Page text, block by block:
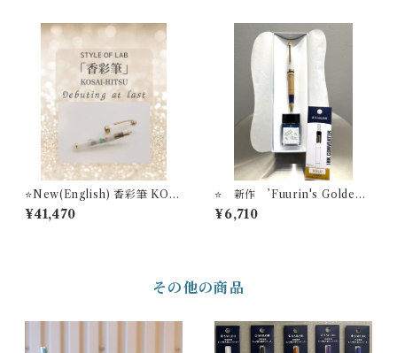
ド）【お名入れサービス】
⭐️New(English) 香彩筆 KOS
AI-HITSU ＋ Ink set STY
LE OF LAB Original Founta
¥41,470
⭐️ 新作 ’Fuurin's Golden
Veil’ 万年筆ビュッフェ ’Pick
Who？'コレクション+ オリジ
¥6,710
その他の商品